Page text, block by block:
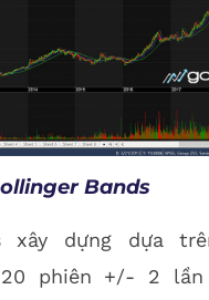
Bands
xây dựng dựa
phiên +/- 2